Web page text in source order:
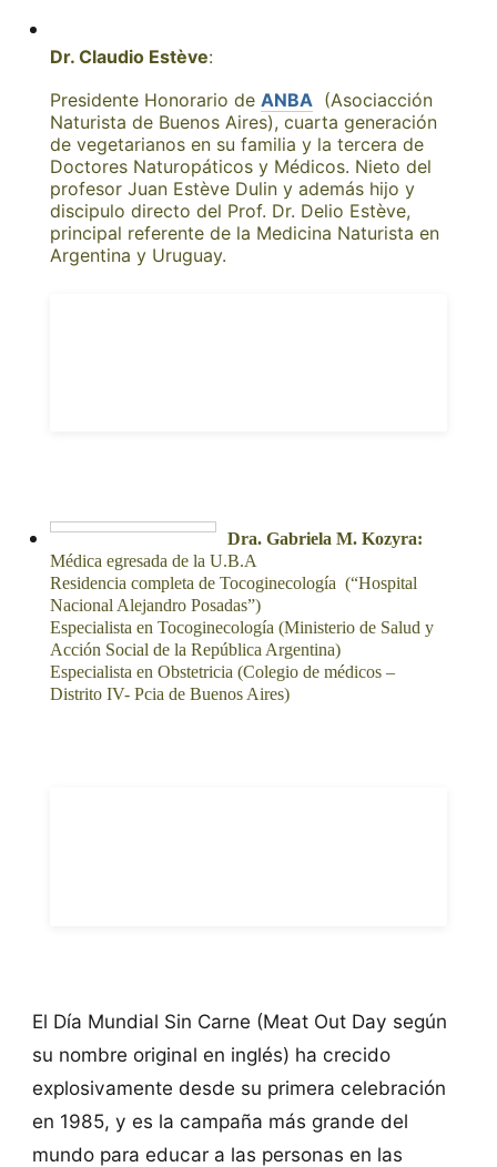
Dr. Claudio Estève:
Presidente Honorario deANBA (Asociacción
Naturista de Buenos Aires), cuarta generación
de vegetarianos en su familia y la tercera de
Doctores Naturopáticos y Médicos. Nieto del
profesor Juan Estève Dulin y además hijo y
discipulo directo del Prof. Dr. Delio Estève,
principal referente de la Medicina Naturista en
Argentina y Uruguay.
Dra. Gabriela M. Kozyra:
Médica egresada de la U.B.A
Residencia completa de Tocoginecología (“Hospital
Nacional Alejandro Posadas”)
Especialista en Tocoginecología (Ministerio de Salud y
Acción Social de la República Argentina)
Especialista en Obstetricia (Colegio de médicos –
Distrito IV- Pcia de Buenos Aires)
El Día Mundial Sin Carne (Meat Out Day según
su nombre original en inglés) ha crecido
explosivamente desde su primera celebración
en 1985, y es la campaña más grande del
mundo para educar a las personas en las